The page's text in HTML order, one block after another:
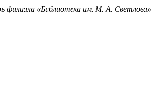
филиала «Библиотека им. М. А. Светлова»